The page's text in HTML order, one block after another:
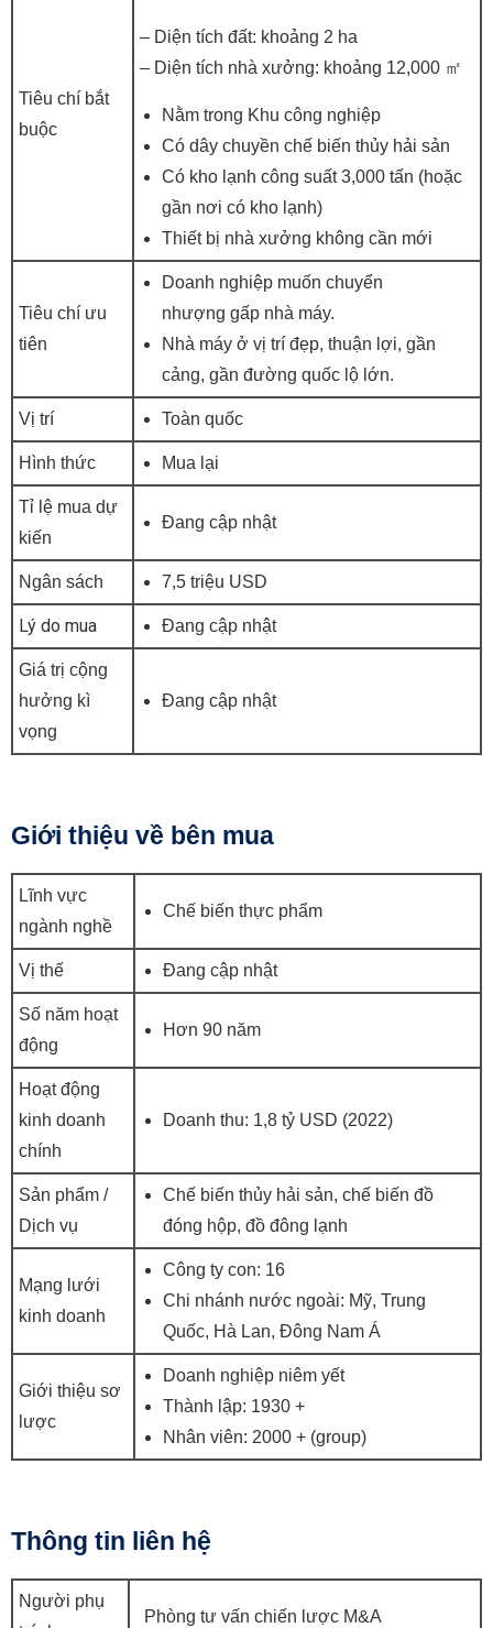
Tiêu chí bắt
buộc
– Diện tích đất: khoảng 2 ha
– Diện tích nhà xưởng: khoảng 12,000 ㎡
Nằm trong Khu công nghiệp
Có dây chuyền chế biến thủy hải sản
Có kho lạnh công suất 3,000 tấn (hoặc
gần nơi có kho lạnh)
Thiết bị nhà xưởng không cần mới
Tiêu chí ưu
tiên
Doanh nghiệp muốn chuyển
nhượng gấp nhà máy.
Nhà máy ở vị trí đẹp, thuận lợi, gần
cảng, gần đường quốc lộ lớn.
Vị trí Toàn quốc
Hình thức Mua lại
Tỉ lệ mua dự
kiến
Đang cập nhật
Ngân sách 7,5 triệu USD
Lý do mua Đang cập nhật
Giá trị cộng
hưởng kì
vọng
Đang cập nhật
Giới thiệu về bên mua
Lĩnh vực
ngành nghề
Chế biến thực phẩm
Vị thế Đang cập nhật
Số năm hoạt
động
Hơn 90 năm
Hoạt động
kinh doanh
chính
Doanh thu: 1,8 tỷ USD (2022)
Sản phẩm /
Dịch vụ
Chế biến thủy hải sản, chế biến đồ
đóng hộp, đồ đông lạnh
Mạng lưới
kinh doanh
Công ty con: 16
Chi nhánh nước ngoài: Mỹ, Trung
Quốc, Hà Lan, Đông Nam Á
Giới thiệu sơ
lược
Doanh nghiệp niêm yết
Thành lập: 1930 +
Nhân viên: 2000 + (group)
Thông tin liên hệ
Người phụ
Phòng tư vấn chiến lược M&A